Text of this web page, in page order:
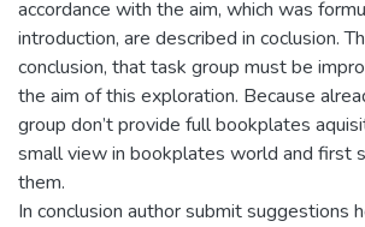
accordance with the aim, which was
introduction, are described in coclusion.
conclusion, that task group must be
the aim of this exploration. Because
group don’t provide full bookplates
small view in bookplates world and first
them.
In conclusion author submit suggestions